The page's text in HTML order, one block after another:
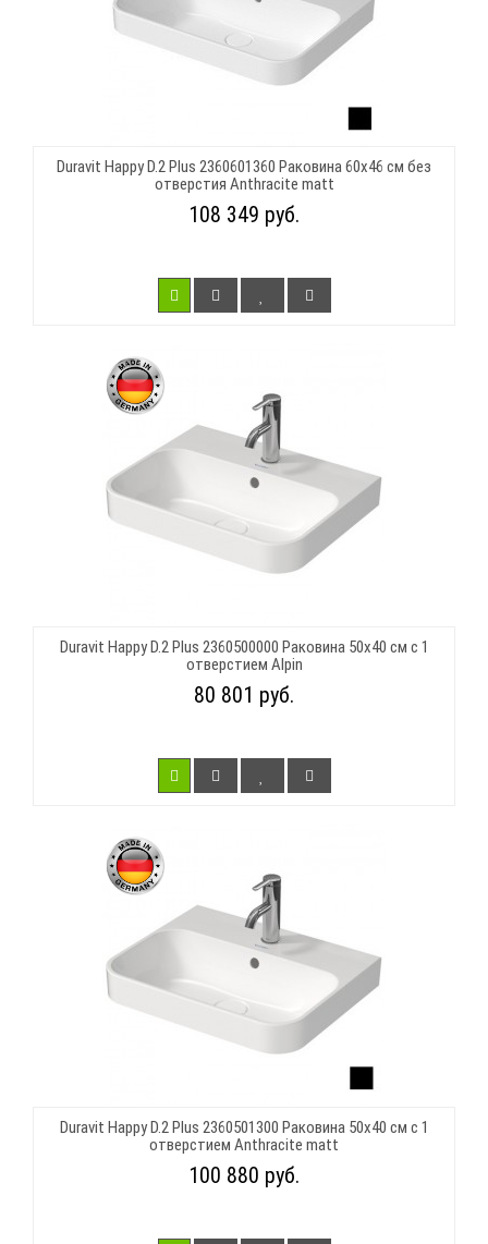
Duravit Happy D.2 Plus 2360601360 Раковина 60х46 см без
отверстия Anthracite matt
108 349 руб.
Duravit Happy D.2 Plus 2360500000 Раковина 50х40 см с 1
отверстием Alpin
80 801 руб.
Duravit Happy D.2 Plus 2360501300 Раковина 50х40 см с 1
отверстием Anthracite matt
100 880 руб.